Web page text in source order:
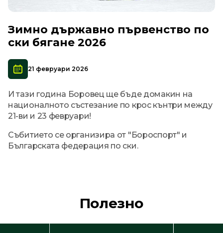
Зимно държавно първенство по
ски бягане 2026
21 февруари 2026
И тази година Боровец ще бъде домакин на
националното състезание по крос кънтри между
21-ви и 23 февруари!
Събитието се организира от "Бороспорт" и
Българската федерация по ски.
Полезно